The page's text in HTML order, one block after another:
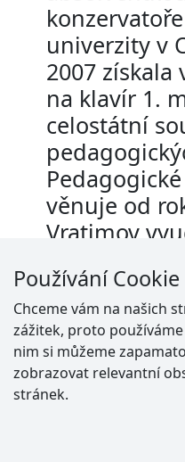
univerzity v
2007
na klavír 1.
celostátní
věnuje od
Vratimov
korepetici a
Používání Cookie
Chceme vám na našich
zážitek, proto
nim si můžeme
zobrazovat relevantní
stránek.